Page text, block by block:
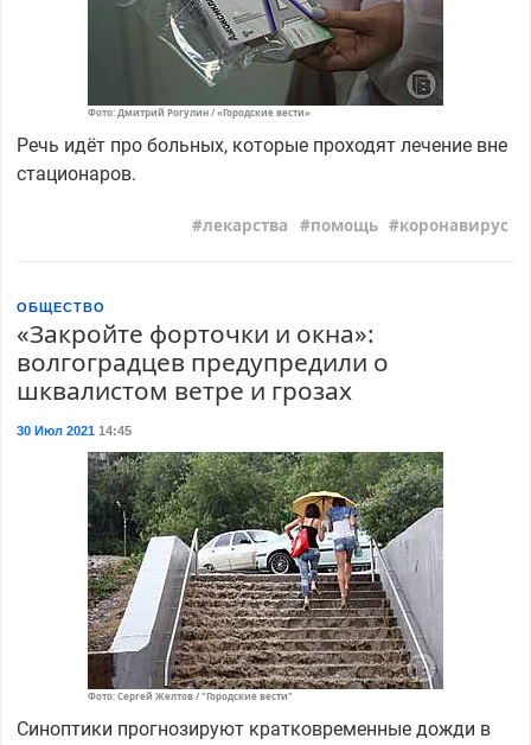
Фото: Дмитрий Рогулин / «Городские вести»
Речь идёт про больных, которые проходят лечение вне
стационаров.
лекарства помощь коронавирус
ОБЩЕСТВО
«Закройте форточки и окна»:
волгоградцев предупредили о
шквалистом ветре и грозах
30 Июл 202114:45
Фото: Сергей Желтов / "Городские вести"
Синоптики прогнозируют кратковременные дожди в